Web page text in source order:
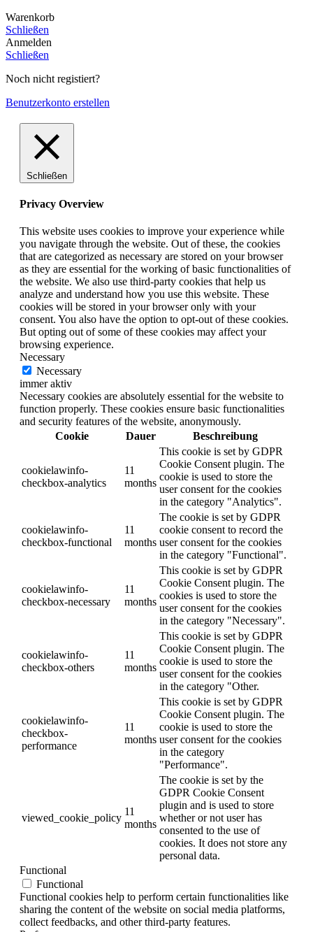
Warenkorb
Schließen
Anmelden
Schließen
Noch nicht registiert?
Benutzerkonto erstellen
Schließen
Privacy Overview
This website uses cookies to improve your experience while
you navigate through the website. Out of these, the cookies
that are categorized as necessary are stored on your browser
as they are essential for the working of basic functionalities of
the website. We also use third-party cookies that help us
analyze and understand how you use this website. These
cookies will be stored in your browser only with your
consent. You also have the option to opt-out of these cookies.
But opting out of some of these cookies may affect your
browsing experience.
Necessary
Necessary
immer aktiv
Necessary cookies are absolutely essential for the website to
function properly. These cookies ensure basic functionalities
and security features of the website, anonymously.
Cookie
Dauer Beschreibung
cookielawinfo-
checkbox-analytics
11
months
This cookie is set by GDPR
Cookie Consent plugin. The
cookie is used to store the
user consent for the cookies
in the category "Analytics".
cookielawinfo-
checkbox-functional
11
months
The cookie is set by GDPR
cookie consent to record the
user consent for the cookies
in the category "Functional".
cookielawinfo-
checkbox-necessary
11
months
This cookie is set by GDPR
Cookie Consent plugin. The
cookies is used to store the
user consent for the cookies
in the category "Necessary".
cookielawinfo-
checkbox-others
11
months
This cookie is set by GDPR
Cookie Consent plugin. The
cookie is used to store the
user consent for the cookies
in the category "Other.
cookielawinfo-
checkbox-
performance
11
months
This cookie is set by GDPR
Cookie Consent plugin. The
cookie is used to store the
user consent for the cookies
in the category
"Performance".
viewed_cookie_policy
11
months
The cookie is set by the
GDPR Cookie Consent
plugin and is used to store
whether or not user has
consented to the use of
cookies. It does not store any
personal data.
Functional
Functional
Functional cookies help to perform certain functionalities like
sharing the content of the website on social media platforms,
collect feedbacks, and other third-party features.